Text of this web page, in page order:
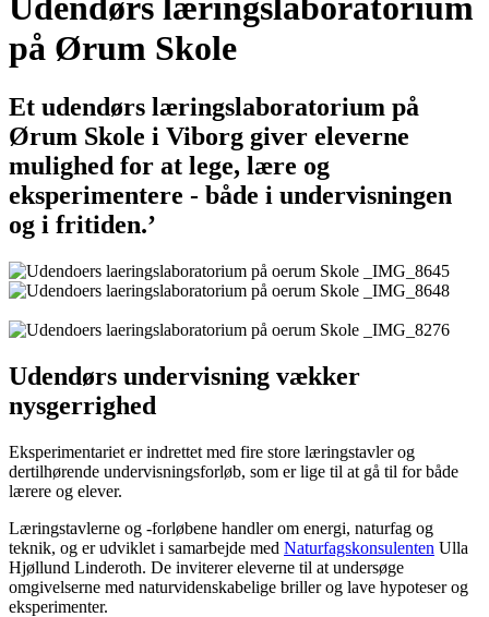
Udendørs læringslaboratorium
på Ørum Skole
Et udendørs læringslaboratorium på
Ørum Skole i Viborg giver eleverne
mulighed for at lege, lære og
eksperimentere - både i undervisningen
og i fritiden.’
Udendørs undervisning vækker
nysgerrighed
Eksperimentariet er indrettet med fire store læringstavler og
dertilhørende undervisningsforløb, som er lige til at gå til for både
lærere og elever.
Læringstavlerne og -forløbene handler om energi, naturfag og
teknik, og er udviklet i samarbejde med Naturfagskonsulenten Ulla
Hjøllund Linderoth. De inviterer eleverne til at undersøge
omgivelserne med naturvidenskabelige briller og lave hypoteser og
eksperimenter.